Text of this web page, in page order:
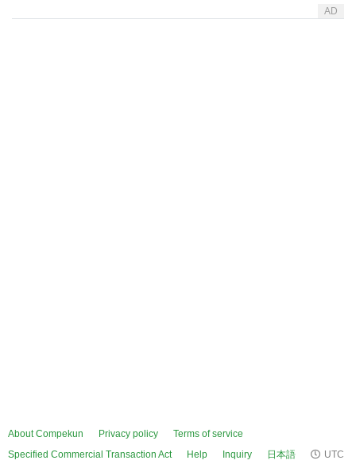
AD
About Compekun Privacy policy
Terms of service
Specified Commercial Transaction Act
Help Inquiry 日本語 UTC